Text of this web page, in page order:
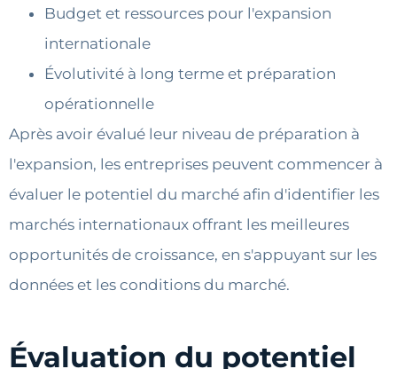
Budget et ressources pour l'expansion
internationale
Évolutivité à long terme et préparation
opérationnelle
Après avoir évalué leur niveau de préparation à
l'expansion, les entreprises peuvent commencer à
évaluer le potentiel du marché afin d'identifier les
marchés internationaux offrant les meilleures
opportunités de croissance, en s'appuyant sur les
données et les conditions du marché.
Évaluation du potentiel